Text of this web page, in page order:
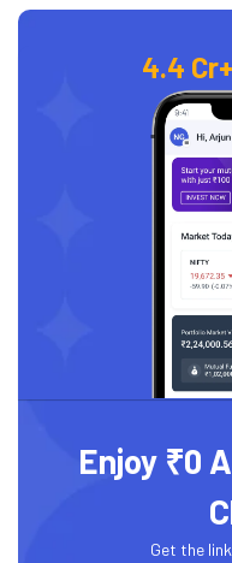
4.4 Cr+
Enjoy ₹0
Get the